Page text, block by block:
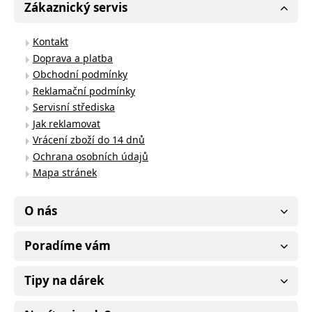
Zákaznický servis
Kontakt
Doprava a platba
Obchodní podmínky
Reklamační podmínky
Servisní střediska
Jak reklamovat
Vrácení zboží do 14 dnů
Ochrana osobních údajů
Mapa stránek
O nás
Poradíme vám
Tipy na dárek